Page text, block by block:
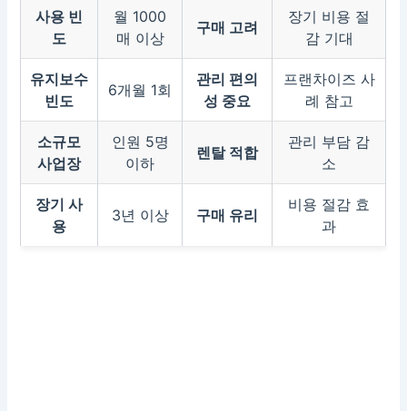
사용 빈
도
월 1000
매 이상
구매 고려
장기 비용 절
감 기대
유지보수
빈도
6개월 1회
관리 편의
성 중요
프랜차이즈 사
례 참고
소규모
사업장
인원 5명
이하
렌탈 적합
관리 부담 감
소
장기 사
용
3년 이상 구매 유리
비용 절감 효
과